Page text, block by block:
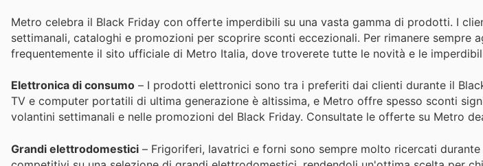
Metro celebra il Black Friday con offerte imperdibili su una vasta gamma di prodotti. I
settimanali, cataloghi e promozioni per scoprire sconti eccezionali. Per rimanere sempre
frequentemente il sito ufficiale di Metro Italia, dove troverete tutte le novità e le
Elettronica di consumo – I prodotti elettronici sono tra i preferiti dai clienti durante il
TV e computer portatili di ultima generazione è altissima, e Metro offre spesso sconti
volantini settimanali e nelle promozioni del Black Friday. Consultate le offerte su Metro
Grandi elettrodomestici – Frigoriferi, lavatrici e forni sono sempre molto ricercati